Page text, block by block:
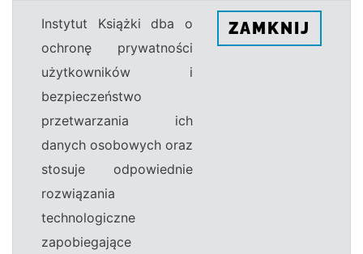
Instytut Książki dba o
ochronę prywatności
użytkowników i
bezpieczeństwo
przetwarzania ich
danych osobowych oraz
stosuje odpowiednie
rozwiązania
technologiczne
zapobiegające
ZAMKNIJ